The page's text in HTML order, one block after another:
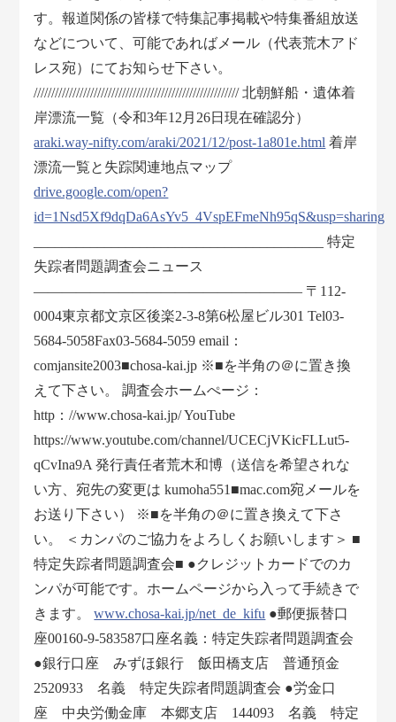
す。報道関係の皆様で特集記事掲載や特集番組放送
などについて、可能であればメール（代表荒木アド
レス宛）にてお知らせ下さい。
////////////////////////////////////////////////////////// 北朝鮮船・遺体着
岸漂流一覧（令和3年12月26日現在確認分）
araki.way-nifty.com/araki/2021/12/post-1a801e.html 着岸
漂流一覧と失踪関連地点マップ
drive.google.com/open?
id=1Nsd5Xf9dqDa6AsYv5_4VspEFmeNh95qS&usp=sharing
_________________________________________ 特定
失踪者問題調査会ニュース
——————————————————— 〒112-
0004東京都文京区後楽2-3-8第6松屋ビル301 Tel03-
5684-5058Fax03-5684-5059 email：
comjansite2003■chosa-kai.jp ※■を半角の＠に置き換
えて下さい。 調査会ホームぺージ：
http：//www.chosa-kai.jp/ YouTube
https://www.youtube.com/channel/UCECjVKicFLLut5-
qCvIna9A 発行責任者荒木和博（送信を希望されな
い方、宛先の変更は kumoha551■mac.com宛メールを
お送り下さい） ※■を半角の＠に置き換えて下さ
い。 ＜カンパのご協力をよろしくお願いします＞ ■
特定失踪者問題調査会■ ●クレジットカードでのカ
ンパが可能です。ホームページから入って手続きで
きます。www.chosa-kai.jp/net_de_kifu ●郵便振替口
座00160-9-583587口座名義：特定失踪者問題調査会
●銀行口座 みずほ銀行 飯田橋支店 普通預金
2520933 名義 特定失踪者問題調査会 ●労金口
座 中央労働金庫 本郷支店 144093 名義 特定